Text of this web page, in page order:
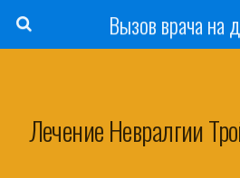
Вызов врача на
Лечение Невралгии